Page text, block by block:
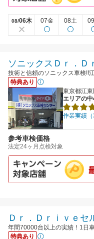
08/06木 07金 08土
ソニックスＤｒ．Ｄ
技術と信頼のソニックス車検!!
特典あり
東京都江
エリアの
作業実績（
参考車検価格
法定24ヶ月点検対象
Ｄｒ．Ｄｒｉｖｅセ
年間70000台以上の実績！1日
特典あり